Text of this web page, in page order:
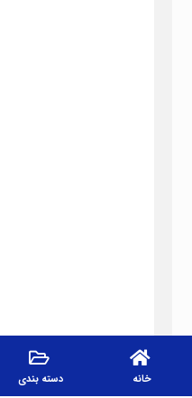
خانه دسته بندی